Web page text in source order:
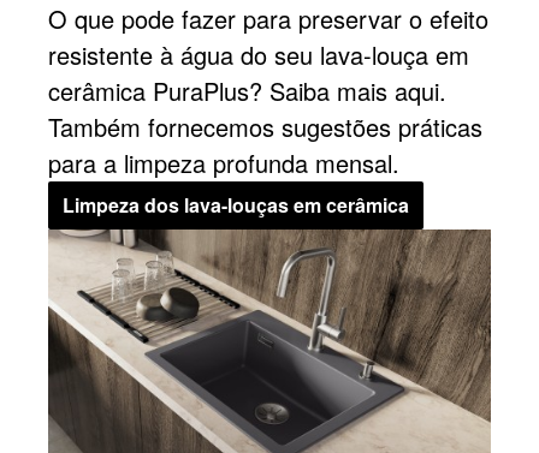
O que pode fazer para preservar o efeito
resistente à água do seu lava-louça em
cerâmica PuraPlus? Saiba mais aqui.
Também fornecemos sugestões práticas
para a limpeza profunda mensal.
Limpeza dos lava-louças em cerâmica